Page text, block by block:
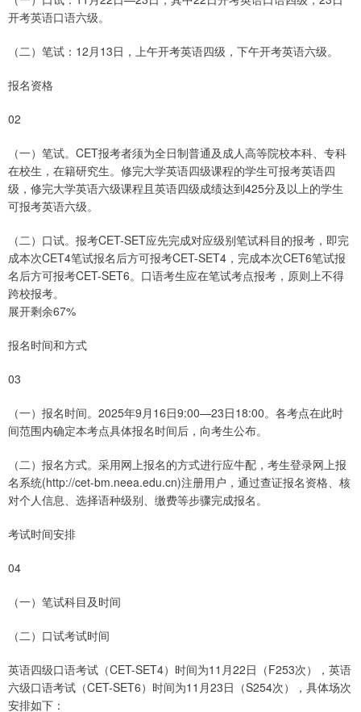
开考英语口语六级。
（二）笔试：12月13日，上午开考英语四级，下午开考英语六级。
报名资格
02
（一）笔试。CET报考者须为全日制普通及成人高等院校本科、专科
在校生，在籍研究生。修完大学英语四级课程的学生可报考英语四
级，修完大学英语六级课程且英语四级成绩达到425分及以上的学生
可报考英语六级。
（二）口试。报考CET-SET应先完成对应级别笔试科目的报考，即完
成本次CET4笔试报名后方可报考CET-SET4，完成本次CET6笔试报
名后方可报考CET-SET6。口语考生应在笔试考点报考，原则上不得
跨校报考。
展开剩余67%
报名时间和方式
03
（一）报名时间。2025年9月16日9:00—23日18:00。各考点在此时
间范围内确定本考点具体报名时间后，向考生公布。
（二）报名方式。采用网上报名的方式进行应牛配，考生登录网上报
名系统(http://cet-bm.neea.edu.cn)注册用户，通过查证报名资格、核
对个人信息、选择语种级别、缴费等步骤完成报名。
考试时间安排
04
（一）笔试科目及时间
（二）口试考试时间
英语四级口语考试（CET-SET4）时间为11月22日（F253次），英语
六级口语考试（CET-SET6）时间为11月23日（S254次），具体场次
安排如下：